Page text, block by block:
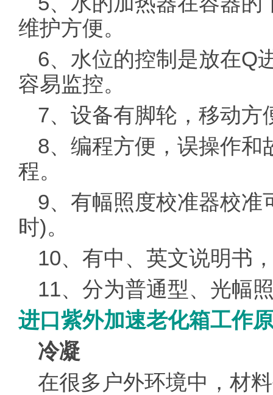
维护方便。
6、水位的控制是放在Q
容易监控。
7、设备有脚轮，移动方
8、编程方便，误操作和
程。
9、有幅照度校准器校准
时)。
10、有中、英文说明书
11、分为普通型、光幅
进口紫外加速老化箱工作
冷凝
在很多户外环境中，材